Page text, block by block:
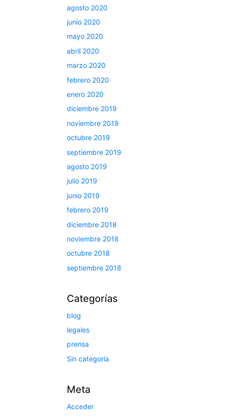
agosto 2020
junio 2020
mayo 2020
abril 2020
marzo 2020
febrero 2020
enero 2020
diciembre 2019
noviembre 2019
octubre 2019
septiembre 2019
agosto 2019
julio 2019
junio 2019
febrero 2019
diciembre 2018
noviembre 2018
octubre 2018
septiembre 2018
Categorías
blog
legales
prensa
Sin categoría
Meta
Acceder